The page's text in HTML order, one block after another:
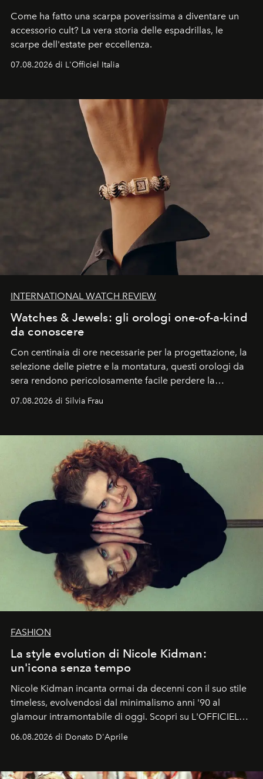
Come ha fatto una scarpa poverissima a diventare un
accessorio cult? La vera storia delle espadrillas, le
scarpe dell'estate per eccellenza.
07.08.2026 di L'Officiel Italia
INTERNATIONAL WATCH REVIEW
Watches & Jewels: gli orologi one-of-a-kind
da conoscere
Con centinaia di ore necessarie per la progettazione, la
selezione delle pietre e la montatura, questi orologi da
sera rendono pericolosamente facile perdere la
cognizione del tempo. Ma con quadranti così
07.08.2026 di Silvia Frau
FASHION
La style evolution di Nicole Kidman:
un'icona senza tempo
Nicole Kidman incanta ormai da decenni con il suo stile
timeless, evolvendosi dal minimalismo anni '90 al
glamour intramontabile di oggi. Scopri su L'OFFICIEL
Italia la sua style evolution.
06.08.2026 di Donato D'Aprile